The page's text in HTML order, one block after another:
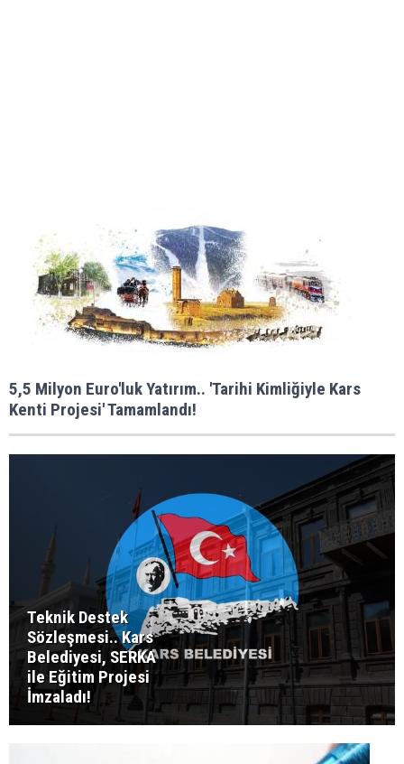
5,5 Milyon Euro'luk Yatırım.. 'Tarihi Kimliğiyle Kars
Kenti Projesi' Tamamlandı!
Teknik Destek
Sözleşmesi.. Kars
Belediyesi, SERKA
ile Eğitim Projesi
İmzaladı!